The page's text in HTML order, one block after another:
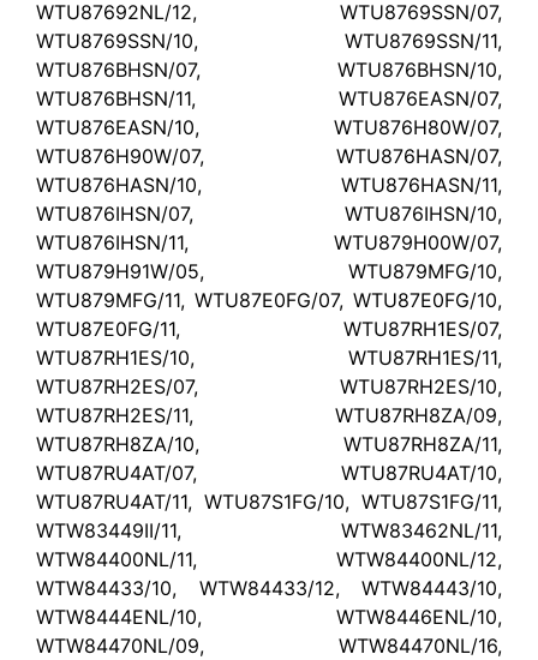
WTU87692NL/12, WTU8769SSN/07,
WTU8769SSN/10, WTU8769SSN/11,
WTU876BHSN/07, WTU876BHSN/10,
WTU876BHSN/11, WTU876EASN/07,
WTU876EASN/10, WTU876H80W/07,
WTU876H90W/07, WTU876HASN/07,
WTU876HASN/10, WTU876HASN/11,
WTU876IHSN/07, WTU876IHSN/10,
WTU876IHSN/11, WTU879H00W/07,
WTU879H91W/05, WTU879MFG/10,
WTU879MFG/11, WTU87E0FG/07, WTU87E0FG/10,
WTU87E0FG/11, WTU87RH1ES/07,
WTU87RH1ES/10, WTU87RH1ES/11,
WTU87RH2ES/07, WTU87RH2ES/10,
WTU87RH2ES/11, WTU87RH8ZA/09,
WTU87RH8ZA/10, WTU87RH8ZA/11,
WTU87RU4AT/07, WTU87RU4AT/10,
WTU87RU4AT/11, WTU87S1FG/10, WTU87S1FG/11,
WTW83449II/11, WTW83462NL/11,
WTW84400NL/11, WTW84400NL/12,
WTW84433/10, WTW84433/12, WTW84443/10,
WTW8444ENL/10, WTW8446ENL/10,
WTW84470NL/09, WTW84470NL/16,